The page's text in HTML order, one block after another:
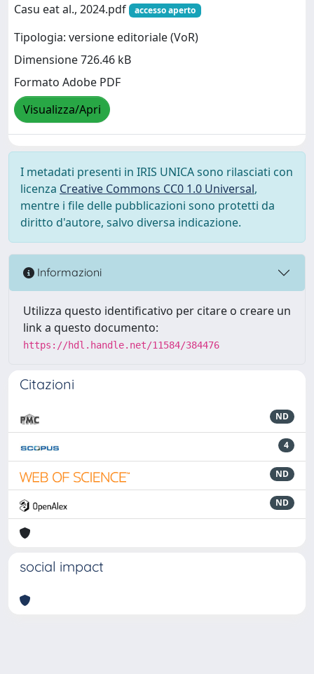
Casu eat al., 2024.pdf
accesso aperto
Tipologia: versione editoriale (VoR)
Dimensione 726.46 kB
Formato Adobe PDF
Visualizza/Apri
I metadati presenti in IRIS UNICA sono rilasciati con
licenza Creative Commons CC0 1.0 Universal,
mentre i file delle pubblicazioni sono protetti da
diritto d'autore, salvo diversa indicazione.
Informazioni
Utilizza questo identificativo per citare o creare un
link a questo documento:
https://hdl.handle.net/11584/384476
Citazioni
ND
4
ND
ND
social impact